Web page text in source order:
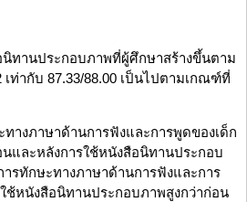
ทานประกอบภาพที่ผู้ศึกษาสร้างขึ้นตาม
ท่ากับ 87.33/88.00 เป็นไปตามเกณฑ์ที่
ทางภาษาด้านการฟังและการพูดของเด็ก
และหลังการใช้หนังสือนิทานประกอบ
ทักษะทางภาษาด้านการฟังและการ
ช้หนังสือนิทานประกอบภาพสูงกว่าก่อน